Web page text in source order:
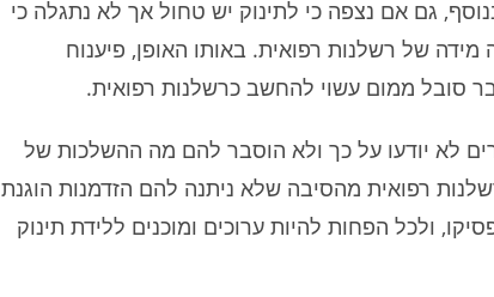
גם אם נצפה כי לתינוק יש טחול אך לא נתגלה כי
מידה של רשלנות רפואית. באותו האופן, פיענוח
סובל ממום עשוי להחשב כרשלנות רפואית.
לא יודעו על כך ולא הוסבר להם מה ההשלכות של
רפואית מהסיבה שלא ניתנה להם הזדמנות הוגנת
ולכל הפחות להיות ערוכים ומוכנים ללידת תינוק